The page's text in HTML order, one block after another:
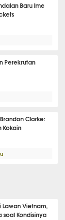
Baru Ime
Perekrutan
Clarke:
Kokain
Lawan Vietnam,
soal Kondisinya